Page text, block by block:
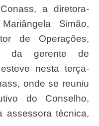
a diretora-
Simão,
de Operações,
da gerente de
nesta terça-
onde se reuniu
do Conselho,
assessora técnica,